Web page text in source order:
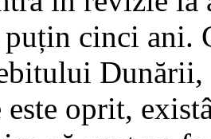
cinci ani.
Dunării,
oprit,